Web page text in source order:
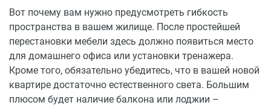
монолитный каркас, наружные стены с высокими
показателями теплоизоляции и современные оконные
системы, что способствует снижению теплопотерь и
повышению уровня акустического комфорта. К
инженерным сетям предъявляются требования по
надёжности и простоте обслуживания, что
обеспечивает устойчивую работу в различных
Вот почему вам нужно предусмотреть гибкость
пространства в вашем жилище. После простейшей
перестановки мебели здесь должно появиться место
для домашнего офиса или установки тренажера.
Кроме того, обязательно убедитесь, что в вашей новой
квартире достаточно естественного света. Большим
плюсом будет наличие балкона или лоджии –